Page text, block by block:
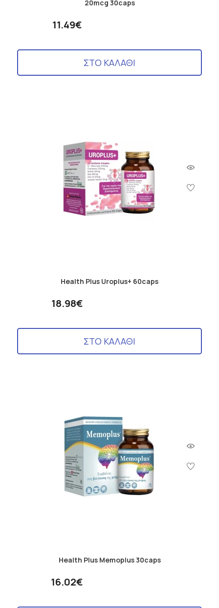
20mcg 30caps
11.49€
ΣΤΟ ΚΑΛΑΘΙ
Health Plus Uroplus+ 60caps
18.98€
ΣΤΟ ΚΑΛΑΘΙ
Health Plus Memoplus 30caps
16.02€